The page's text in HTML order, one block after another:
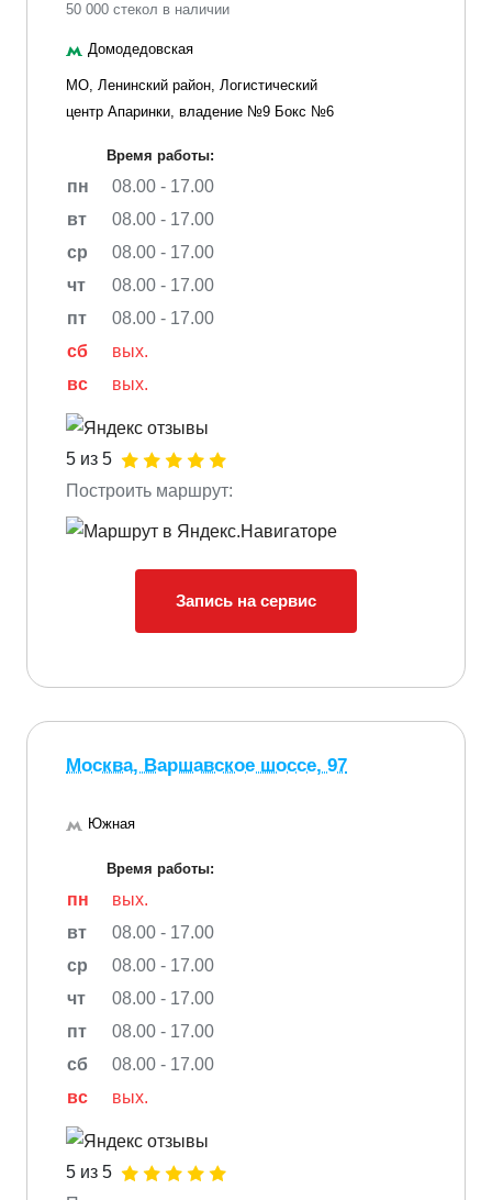
50 000 стекол в наличии
Домодедовская
МО, Ленинский район, Логистический
центр Апаринки, владение №9 Бокс №6
Время работы:
пн
08.00 - 17.00
вт
08.00 - 17.00
ср
08.00 - 17.00
чт
08.00 - 17.00
пт
08.00 - 17.00
сб
вых.
вс
вых.
5 из 5
Построить маршрут:
Запись на сервис
Москва, Варшавское шоссе, 97
Южная
Время работы:
пн
вых.
вт
08.00 - 17.00
ср
08.00 - 17.00
чт
08.00 - 17.00
пт
08.00 - 17.00
сб
08.00 - 17.00
вс
вых.
5 из 5